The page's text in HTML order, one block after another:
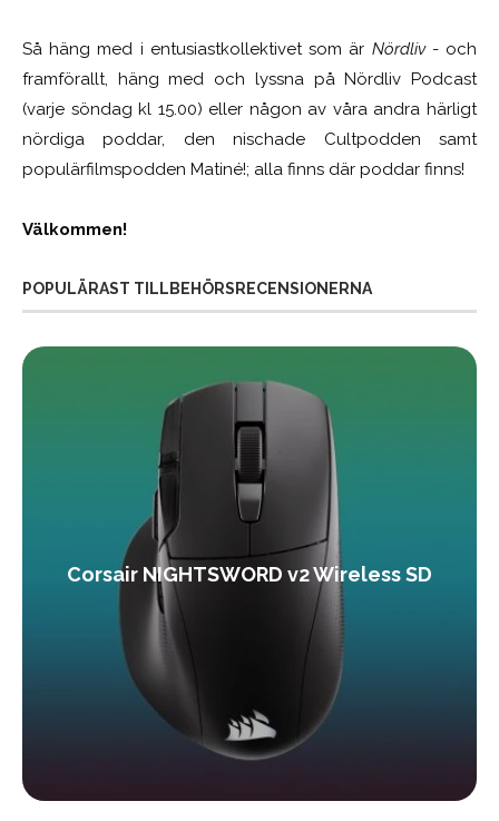
Så häng med i entusiastkollektivet som är Nördliv- och
framförallt, häng med och lyssna på Nördliv Podcast
(varje söndag kl 15.00) eller någon av våra andra härligt
nördiga poddar, den nischade Cultpodden samt
populärfilmspodden Matiné!; alla finns där poddar finns!
Välkommen!
POPULÄRAST TILLBEHÖRSRECENSIONERNA
Corsair NIGHTSWORD v2 Wireless SD